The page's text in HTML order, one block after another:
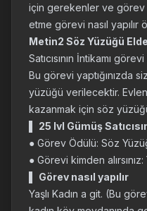
için gerekenler ve görev
etme görevi nasıl yapılır
Metin2 Söz Yüzüğü
Satıcısının İntikamı
Bu görevi yaptığınızda
yüzüğü verilecektir.
kazanmak için söz
25 lvl Gümüş
● Görev Ödülü: Söz
● Görevi kimden alırsınız:
Görev nasıl yapılır
Yaşlı Kadın a git. (Bu